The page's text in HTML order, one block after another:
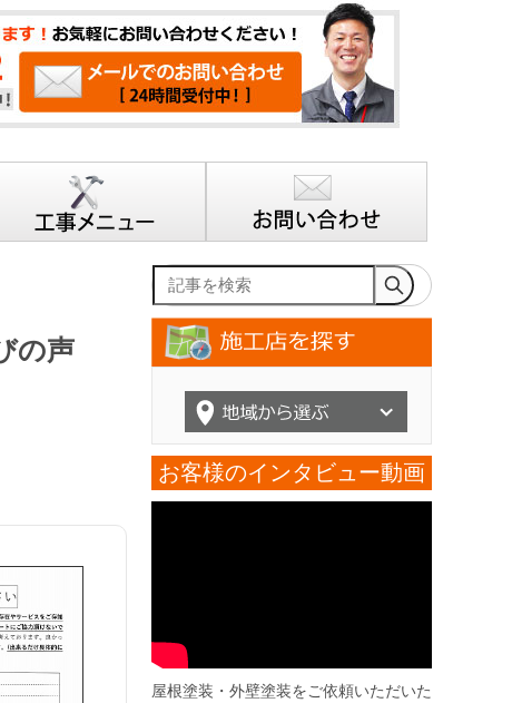
の声
記事を検索
お客様のインタビュー動画
屋根塗装・外壁塗装をご依頼いただいた